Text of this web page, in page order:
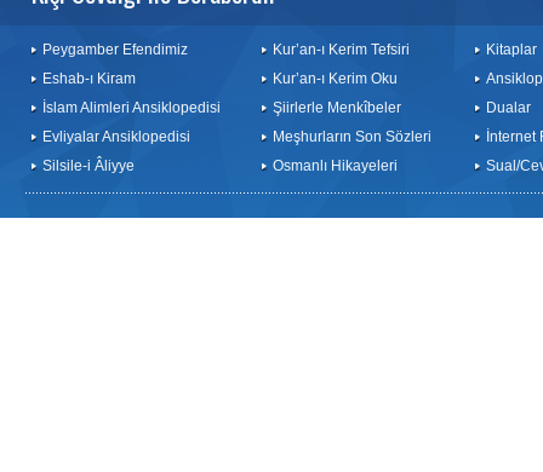
Peygamber Efendimiz
Eshab-ı Kiram
İslam Alimleri Ansiklopedisi
Evliyalar Ansiklopedisi
Silsile-i Âliyye
Kur’an-ı Kerim Tefsiri
Kur’an-ı Kerim Oku
Şiirlerle Menkîbeler
Meşhurların Son Sözleri
Osmanlı Hikayeleri
Kitaplar
Dualar
İnternet
Sual/